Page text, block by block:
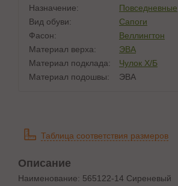
Назначение:
Повседневные
Вид обуви:
Сапоги
Фасон:
Веллингтон
Материал верха:
ЭВА
Материал подклада:
Чулок Х/Б
Материал подошвы:
ЭВА
Таблица соответствия размеров
Описание
Наименование: 565122-14 Сиреневый